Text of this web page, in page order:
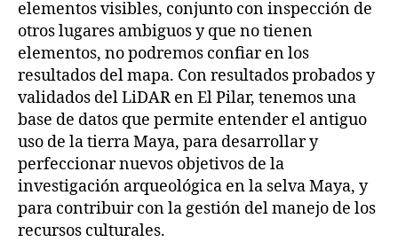
elementos visibles, conjunto con inspección de
otros lugares ambiguos y que no tienen
elementos, no podremos confiar en los
resultados del mapa. Con resultados probados y
validados del LiDAR en El Pilar, tenemos una
base de datos que permite entender el antiguo
uso de la tierra Maya, para desarrollar y
perfeccionar nuevos objetivos de la
investigación arqueológica en la selva Maya, y
para contribuir con la gestión del manejo de los
recursos culturales.